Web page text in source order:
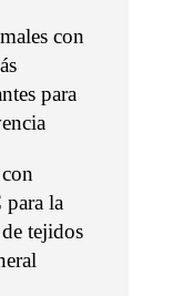
con
para
la
tejidos